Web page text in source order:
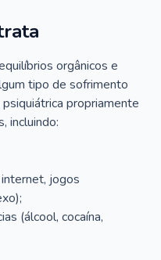
orgânicos e
tipo de sofrimento
propriamente
incluindo:
jogos
(álcool, cocaína,